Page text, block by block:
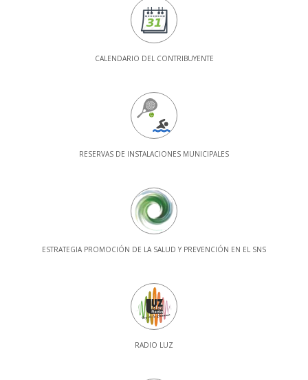
CALENDARIO DEL CONTRIBUYENTE
RESERVAS DE INSTALACIONES MUNICIPALES
ESTRATEGIA PROMOCIÓN DE LA SALUD Y PREVENCIÓN EN EL SNS
RADIO LUZ